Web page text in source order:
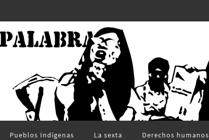
Pueblos Indí­genas La sexta Derechos humanos